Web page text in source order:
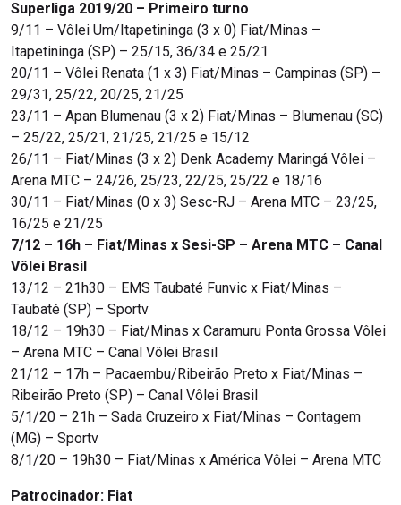
Superliga 2019/20 – Primeiro turno
9/11 – Vôlei Um/Itapetininga (3 x 0) Fiat/Minas –
Itapetininga (SP) – 25/15, 36/34 e 25/21
20/11 – Vôlei Renata (1 x 3) Fiat/Minas – Campinas (SP) –
29/31, 25/22, 20/25, 21/25
23/11 – Apan Blumenau (3 x 2) Fiat/Minas – Blumenau (SC)
– 25/22, 25/21, 21/25, 21/25 e 15/12
26/11 – Fiat/Minas (3 x 2) Denk Academy Maringá Vôlei –
Arena MTC – 24/26, 25/23, 22/25, 25/22 e 18/16
30/11 – Fiat/Minas (0 x 3) Sesc-RJ – Arena MTC – 23/25,
16/25 e 21/25
7/12 – 16h – Fiat/Minas x Sesi-SP – Arena MTC – Canal
Vôlei Brasil
13/12 – 21h30 – EMS Taubaté Funvic x Fiat/Minas –
Taubaté (SP) – Sportv
18/12 – 19h30 – Fiat/Minas x Caramuru Ponta Grossa Vôlei
– Arena MTC – Canal Vôlei Brasil
21/12 – 17h – Pacaembu/Ribeirão Preto x Fiat/Minas –
Ribeirão Preto (SP) – Canal Vôlei Brasil
5/1/20 – 21h – Sada Cruzeiro x Fiat/Minas – Contagem
(MG) – Sportv
8/1/20 – 19h30 – Fiat/Minas x América Vôlei – Arena MTC
Patrocinador: Fiat